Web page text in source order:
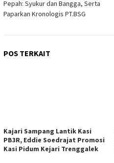
Pepah: Syukur dan Bangga, Serta
Paparkan Kronologis PT.BSG
POS TERKAIT
Kajari Sampang Lantik Kasi
PB3R, Eddie Soedrajat Promosi
Kasi Pidum Kejari Trenggalek